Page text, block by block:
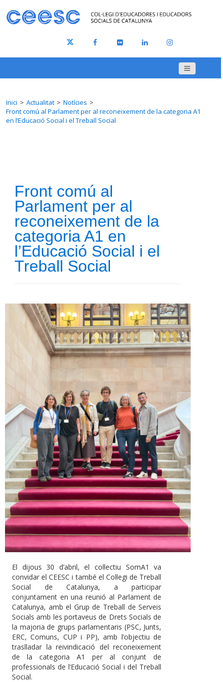
Inici Actualitat
Notícies
Front comú al Parlament per al reconeixement de la categoria A1
en l’Educació Social i el Treball Social
Front comú al
Parlament per al
reconeixement de la
categoria A1 en
l’Educació Social i el
Treball Social
El dijous 30 d’abril, el col·lectiu SomA1 va
convidar el CEESC i també el Col·legi de Treball
Social de Catalunya, a participar
conjuntament en una reunió al Parlament de
Catalunya, amb el Grup de Treball de Serveis
Socials amb les portaveus de Drets Socials de
la majoria de grups parlamentaris (PSC, Junts,
ERC, Comuns, CUP i PP), amb l’objectiu de
traslladar la reivindicació del reconeixement
de la categoria A1 per al conjunt de
professionals de l’Educació Social i del Treball
Social.